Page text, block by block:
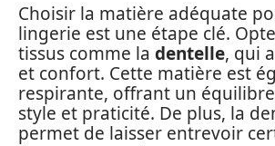
Choisir la matière adéquate
lingerie est une étape clé.
tissus comme la dentelle, qui
et confort. Cette matière est
respirante, offrant un
style et praticité. De plus, la
permet de laisser entrevoir